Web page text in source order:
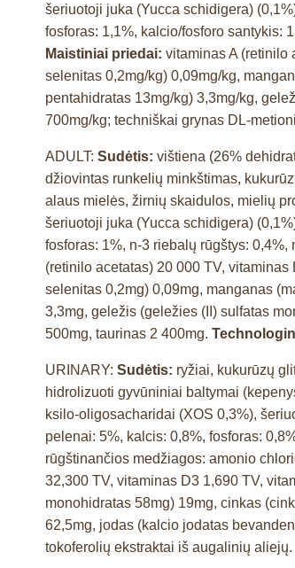
šeriuotoji juka (Yucca schidigera)
fosforas: 1,1%, kalcio/fosforo santykis:
Maistiniai priedai: vitaminas A (retinilo
selenitas 0,2mg/kg) 0,09mg/kg,
pentahidratas 13mg/kg) 3,3mg/kg,
700mg/kg; techniškai grynas DL-
ADULT: Sudėtis: vištiena (26%
džiovintas runkelių minkštimas,
alaus mielės, žirnių skaidulos, mielių
šeriuotoji juka (Yucca schidigera)
fosforas: 1%, n-3 riebalų rūgštys:
(retinilo acetatas) 20 000 TV,
selenitas 0,2mg) 0,09mg, manganas
3,3mg, geležis (geležies (II) sulfatas
500mg, taurinas 2 400mg.
URINARY: Sudėtis: ryžiai, kukurūzų
hidrolizuoti gyvūniniai baltymai
ksilo-oligosacharidai (XOS 0,3%),
pelenai: 5%, kalcis: 0,8%, fosforas:
rūgštinančios medžiagos: amonio
32,300 TV, vitaminas D3 1,690 TV,
monohidratas 58mg) 19mg, cinkas
62,5mg, jodas (kalcio jodatas
tokoferolių ekstraktai iš augalinių aliejų.